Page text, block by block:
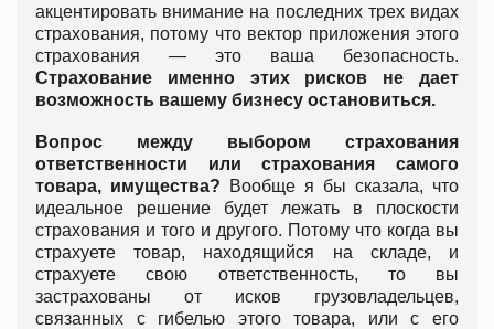
акцентировать внимание на последних трех видах
страхования, потому что вектор приложения этого
страхования — это ваша безопасность.
Страхование именно этих рисков не дает
возможность вашему бизнесу остановиться.
Вопрос между выбором страхования
ответственности или страхования самого
товара, имущества? Вообще я бы сказала, что
идеальное решение будет лежать в плоскости
страхования и того и другого. Потому что когда вы
страхуете товар, находящийся на складе, и
страхуете свою ответственность, то вы
застрахованы от исков грузовладельцев,
связанных с гибелью этого товара, или с его